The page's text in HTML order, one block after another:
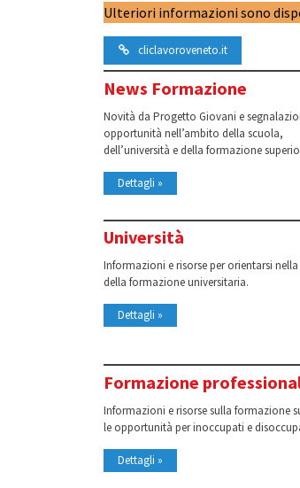
Ulteriori informazioni sono
cliclavoroveneto.it
News Formazione
Novità da Progetto Giovani e
opportunità nell’ambito della scuola,
dell’università e della formazione
Dettagli »
Università
Informazioni e risorse per orientarsi nella
della formazione universitaria.
Dettagli »
Formazione
Informazioni e risorse sulla formazione
le opportunità per inoccupati e
Dettagli »